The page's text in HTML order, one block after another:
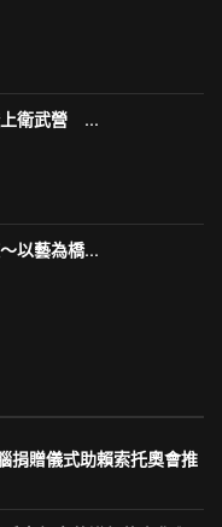
上衛武營 ...
以藝為橋...
捐贈儀式助賴索托奧會推